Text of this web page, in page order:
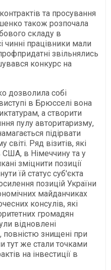
та просування
також розпочала
складу в
чинні працівники мали
звільнялись
конкурс на
дозволила собі
в Брюсселі вона
а створити
пулу авторитаризму,
підірвати
Ряд візитів, які
США, в Німеччину та у
зміцнити позиції
їй статус суб'єкта
позицій України
майданчиках
консулів, які
громадян
відновлені
повністю знищені при
тут же стали точками
на інвестиції в